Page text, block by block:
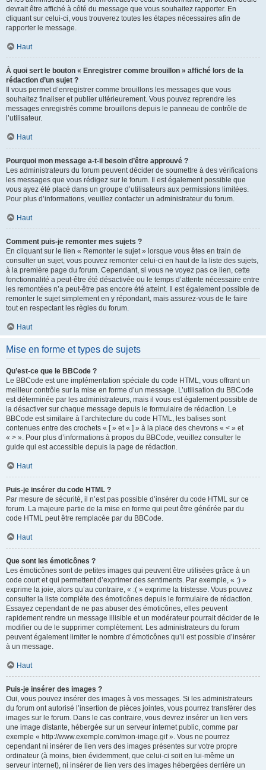
devrait être affiché à côté du message que vous souhaitez rapporter. En
cliquant sur celui-ci, vous trouverez toutes les étapes nécessaires afin de
rapporter le message.
Haut
À quoi sert le bouton « Enregistrer comme brouillon » affiché lors de la
rédaction d’un sujet ?
Il vous permet d’enregistrer comme brouillons les messages que vous
souhaitez finaliser et publier ultérieurement. Vous pouvez reprendre les
messages enregistrés comme brouillons depuis le panneau de contrôle de
l’utilisateur.
Haut
Pourquoi mon message a-t-il besoin d’être approuvé ?
Les administrateurs du forum peuvent décider de soumettre à des vérifications
les messages que vous rédigez sur le forum. Il est également possible que
vous ayez été placé dans un groupe d’utilisateurs aux permissions limitées.
Pour plus d’informations, veuillez contacter un administrateur du forum.
Haut
Comment puis-je remonter mes sujets ?
En cliquant sur le lien « Remonter le sujet » lorsque vous êtes en train de
consulter un sujet, vous pouvez remonter celui-ci en haut de la liste des sujets,
à la première page du forum. Cependant, si vous ne voyez pas ce lien, cette
fonctionnalité a peut-être été désactivée ou le temps d’attente nécessaire entre
les remontées n’a peut-être pas encore été atteint. Il est également possible de
remonter le sujet simplement en y répondant, mais assurez-vous de le faire
tout en respectant les règles du forum.
Haut
Mise en forme et types de sujets
Qu’est-ce que le BBCode ?
Le BBCode est une implémentation spéciale du code HTML, vous offrant un
meilleur contrôle sur la mise en forme d’un message. L’utilisation du BBCode
est déterminée par les administrateurs, mais il vous est également possible de
la désactiver sur chaque message depuis le formulaire de rédaction. Le
BBCode est similaire à l’architecture du code HTML, les balises sont
contenues entre des crochets « [ » et « ] » à la place des chevrons « < » et
« > ». Pour plus d’informations à propos du BBCode, veuillez consulter le
guide qui est accessible depuis la page de rédaction.
Haut
Puis-je insérer du code HTML ?
Par mesure de sécurité, il n’est pas possible d’insérer du code HTML sur ce
forum. La majeure partie de la mise en forme qui peut être générée par du
code HTML peut être remplacée par du BBCode.
Haut
Que sont les émoticônes ?
Les émoticônes sont de petites images qui peuvent être utilisées grâce à un
code court et qui permettent d’exprimer des sentiments. Par exemple, « :) »
exprime la joie, alors qu’au contraire, « :( » exprime la tristesse. Vous pouvez
consulter la liste complète des émoticônes depuis le formulaire de rédaction.
Essayez cependant de ne pas abuser des émoticônes, elles peuvent
rapidement rendre un message illisible et un modérateur pourrait décider de le
modifier ou de le supprimer complètement. Les administrateurs du forum
peuvent également limiter le nombre d’émoticônes qu’il est possible d’insérer
à un message.
Haut
Puis-je insérer des images ?
Oui, vous pouvez insérer des images à vos messages. Si les administrateurs
du forum ont autorisé l’insertion de pièces jointes, vous pourrez transférer des
images sur le forum. Dans le cas contraire, vous devrez insérer un lien vers
une image distante, hébergée sur un serveur internet public, comme par
exemple « http://www.exemple.com/mon-image.gif ». Vous ne pourrez
cependant ni insérer de lien vers des images présentes sur votre propre
ordinateur (à moins, bien évidemment, que celui-ci soit en lui-même un
serveur internet), ni insérer de lien vers des images hébergées derrière un